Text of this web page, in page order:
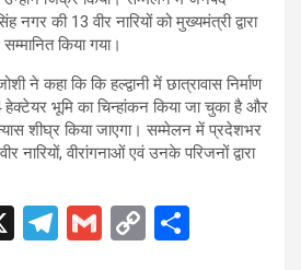
की 13 वीर नारियों को मुख्यमंत्री द्वारा
किया गया।
ने कहा कि कि हल्द्वानी में छात्रावास निर्माण
भूमि का चिन्हांकन किया जा चुका है और
शीघ्र किया जाएगा। सम्मेलन में प्रदेशभर
नारियों, वीरांगनाओं एवं उनके परिजनों द्वारा
X
T
G
C